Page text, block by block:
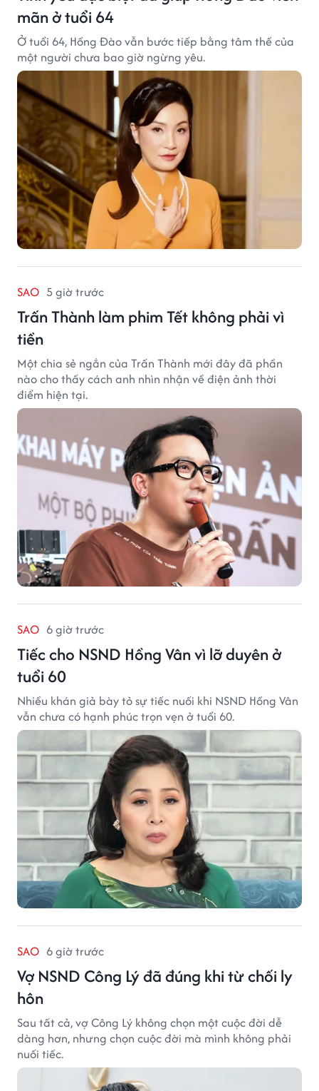
mãn ở tuổi 64
Ở tuổi 64, Hồng Đào vẫn bước tiếp bằng tâm thế của
một người chưa bao giờ ngừng yêu.
SAO 5 giờ trước
Trấn Thành làm phim Tết không phải vì
tiền
Một chia sẻ ngắn của Trấn Thành mới đây đã phần
nào cho thấy cách anh nhìn nhận về điện ảnh thời
điểm hiện tại.
SAO 6 giờ trước
Tiếc cho NSND Hồng Vân vì lỡ duyên ở
tuổi 60
Nhiều khán giả bày tỏ sự tiếc nuối khi NSND Hồng Vân
vẫn chưa có hạnh phúc trọn vẹn ở tuổi 60.
SAO 6 giờ trước
Vợ NSND Công Lý đã đúng khi từ chối ly
hôn
Sau tất cả, vợ Công Lý không chọn một cuộc đời dễ
dàng hơn, nhưng chọn cuộc đời mà mình không phải
nuối tiếc.